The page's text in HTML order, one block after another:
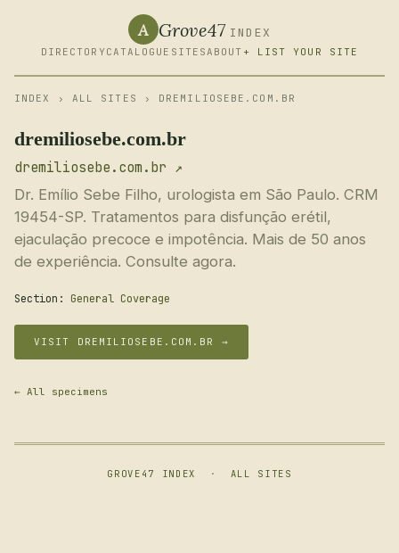
A Grove47 INDEX
DIRECTORY CATALOGUE SITESABOUT + LIST YOUR SITE
INDEX › ALL SITES › DREMILIOSEBE.COM.BR
dremiliosebe.com.br
dremiliosebe.com.br ↗
Dr. Emílio Sebe Filho, urologista em São Paulo. CRM
19454-SP. Tratamentos para disfunção erétil,
ejaculação precoce e impotência. Mais de 50 anos
de experiência. Consulte agora.
Section: General Coverage
VISIT DREMILIOSEBE.COM.BR →
← All specimens
GROVE47 INDEX · ALL SITES